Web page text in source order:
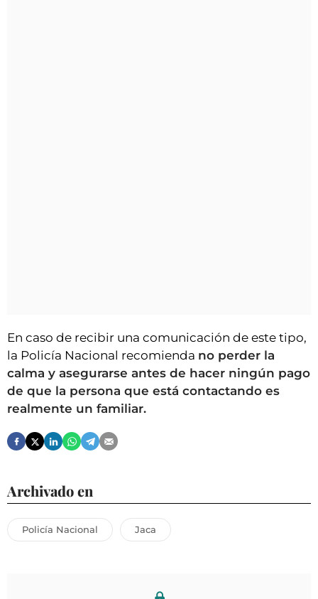
En caso de recibir una comunicación de este tipo,
la Policía Nacional recomienda no perder la
calma y asegurarse antes de hacer ningún pago
de que la persona que está contactando es
realmente un familiar.
Archivado en
Policía Nacional Jaca